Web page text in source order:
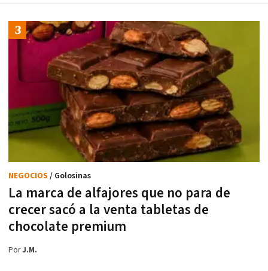
La marca de alfajores que no para de
crecer sacó a la venta tabletas de
chocolate premium
NEGOCIOS / Golosinas
PorJ.M.